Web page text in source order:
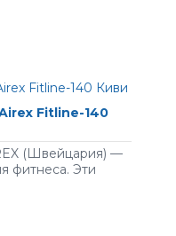
Fitline-140
(Швейцария) —
фитнеса. Эти